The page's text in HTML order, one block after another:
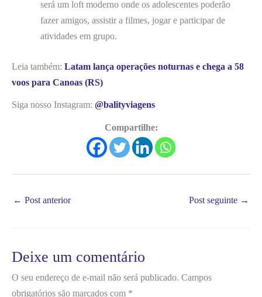
será um loft moderno onde os adolescentes poderão
fazer amigos, assistir a filmes, jogar e participar de
atividades em grupo.
Leia também: Latam lança operações noturnas e chega a 58
voos para Canoas (RS)
Siga nosso Instagram: @balityviagens
Compartilhe:
← Post anterior Post seguinte →
Deixe um comentário
O seu endereço de e-mail não será publicado. Campos
obrigatórios são marcados com *